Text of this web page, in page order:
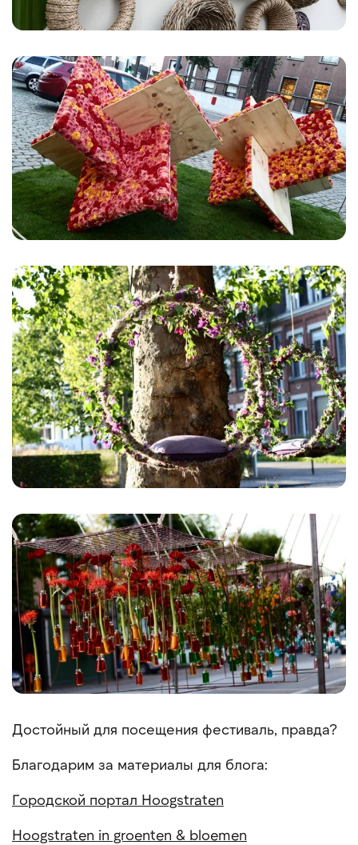
Достойный для посещения фестиваль, правда?
Благодарим за материалы для блога:
Городской портал Hoogstraten
Hoogstraten in groenten & bloemen